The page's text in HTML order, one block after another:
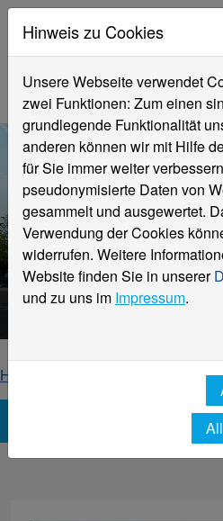
Aktuelle
Hochschule
Home
Hinweis zu Cookies
Unsere Webseite verwendet
zwei Funktionen: Zum einen
grundlegende Funktionalität
anderen können wir mit Hilfe
für Sie immer weiter
pseudonymisierte Daten von
gesammelt und ausgewertet.
Verwendung der Cookies
widerrufen. Weitere
Website finden Sie in unserer
und zu uns im Impressum.